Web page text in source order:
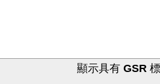
顯示具有GSR